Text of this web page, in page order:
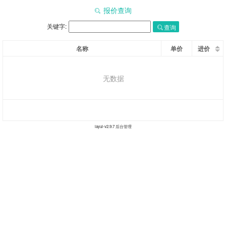
报价查询
关键字: 查询
名称 单价 进价
无数据
layui-v2.9.7 后台管理